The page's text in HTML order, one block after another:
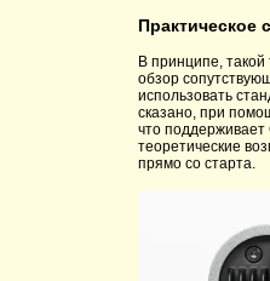
Практическое
В принципе,
обзор
использовать
сказано, при
что
теоретические
прямо со старта.